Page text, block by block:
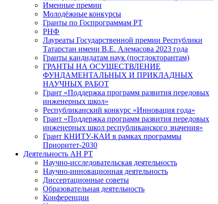
Именные премии
Молодёжные конкурсы
Гранты по Госпрограммам РТ
РНФ
Лауреаты Государственной премии Республики
Татарстан имени В.Е. Алемасова 2023 года
Гранты кандидатам наук (постдокторантам)
ГРАНТЫ НА ОСУЩЕСТВЛЕНИЕ
ФУНДАМЕНТАЛЬНЫХ И ПРИКЛАДНЫХ
НАУЧНЫХ РАБОТ
Грант «Поддержка программ развития передовых
инженерных школ»
Республиканский конкурс «Инновация года»
Грант «Поддержка программ развития передовых
инженерных школ республиканского значения»
Грант КНИТУ-КАИ в рамках программы
Приоритет-2030
Деятельность АН РТ
Научно-исследовательская деятельность
Научно-инновационная деятельность
Диссертационные советы
Образовательная деятельность
Конференции